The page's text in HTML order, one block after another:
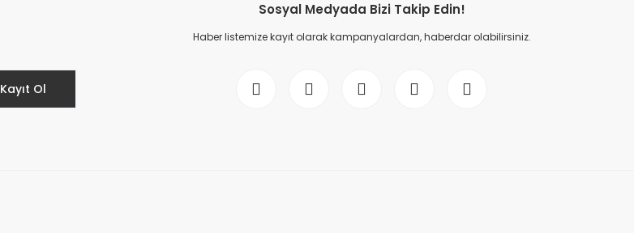
Kayıt Ol
Sosyal Medyada Bizi Takip Edin!
Haber listemize kayıt olarak kampanyalardan, haberdar olabilirsiniz.